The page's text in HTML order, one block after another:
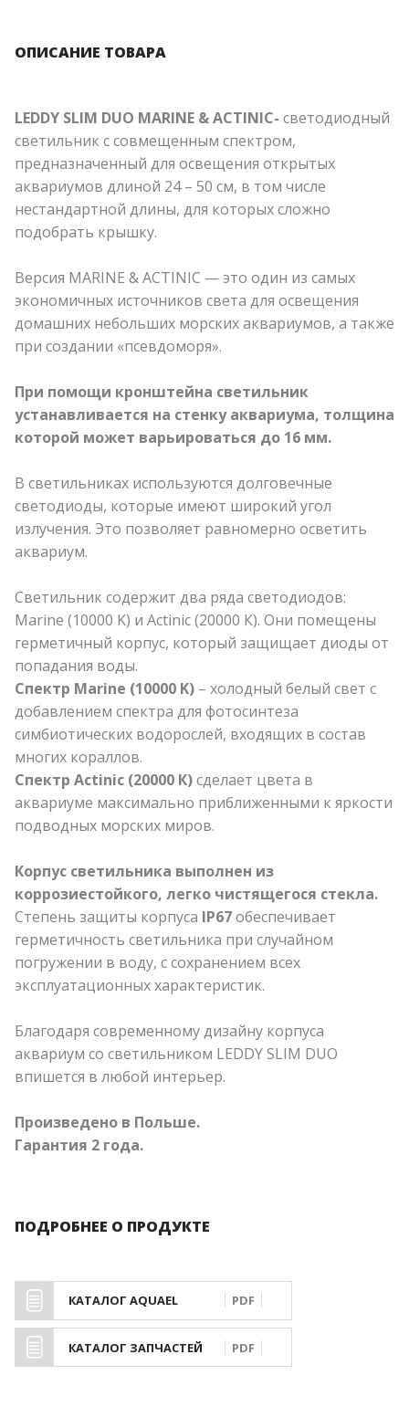
ОПИСАНИЕ ТОВАРА
LEDDY SLIM DUO MARINE & ACTINIC- светодиодный
светильник c совмещенным спектром,
предназначенный для освещения открытых
аквариумов длиной 24 – 50 см, в том числе
нестандартной длины, для которых сложно
подобрать крышку.
Версия MARINE & ACTINIC — это один из самых
экономичных источников света для освещения
домашних небольших морских аквариумов, а также
при создании «псевдоморя».
При помощи кронштейна светильник
устанавливается на стенку аквариума, толщина
которой может варьироваться до 16 мм.
В светильниках используются долговечные
светодиоды, которые имеют широкий угол
излучения. Это позволяет равномерно осветить
аквариум.
Светильник содержит два ряда светодиодов:
Marine (10000 K) и Actinic (20000 К). Они помещены
герметичный корпус, который защищает диоды от
попадания воды.
Спектр Marine (10000 K) – холодный белый свет с
добавлением спектра для фотосинтеза
симбиотических водорослей, входящих в состав
многих кораллов.
Спектр Actinic (20000 К)сделает цвета в
аквариуме максимально приближенными к яркости
подводных морских миров.
Корпус светильника выполнен из
коррозиестойкого, легко чистящегося стекла.
Степень защиты корпуса IP67обеспечивает
герметичность светильника при случайном
погружении в воду, с сохранением всех
эксплуатационных характеристик.
Благодаря современному дизайну корпуса
аквариум со светильником LEDDY SLIM DUO
впишется в любой интерьер.
Произведено в Польше.
Гарантия 2 года.
ПОДРОБНЕЕ О ПРОДУКТЕ
КАТАЛОГ AQUAEL PDF
КАТАЛОГ ЗАПЧАСТЕЙ PDF